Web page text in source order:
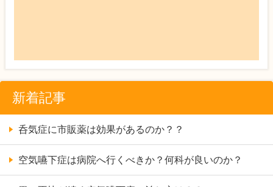
新着記事
呑気症に市販薬は効果があるのか？？
空気嚥下症は病院へ行くべきか？何科が良いのか？